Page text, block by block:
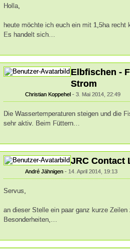
Holla,
heute möchte ich euch ein mit 1,5ha recht
Es handelt sich…
Elbfischen -
Strom
Christian Koppehel 3. Mai 2014, 22:49
Die Wassertemperaturen steigen und die
sehr aktiv. Beim Füttern…
JRC Contact
André Jähnigen 14. April 2014, 19:13
Servus,
an dieser Stelle ein paar ganz kurze
Besonderheiten,…